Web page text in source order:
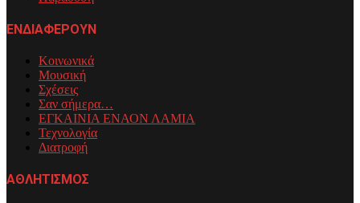
ΕΝΔΙΑΦΕΡΟΥΝ
Κοινωνικά
Μουσική
Σχέσεις
Σαν σήμερα…
ΕΓΚΑΙΝΙΑ ΕΝΑΟΝ ΛΑΜΙΑ
Τεχνολογία
Διατροφή
ΑΘΛΗΤΙΣΜΟΣ